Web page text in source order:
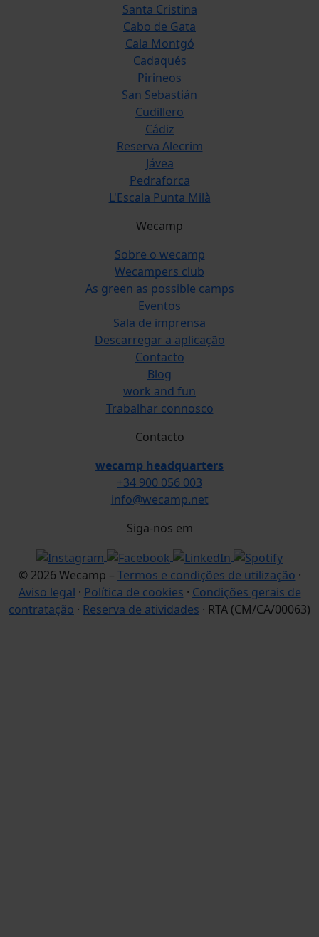
Santa Cristina
Cabo de Gata
Cala Montgó
Cadaqués
Pirineos
San Sebastián
Cudillero
Cádiz
Reserva Alecrim
Jávea
Pedraforca
L'Escala Punta Milà
Wecamp
Sobre o wecamp
Wecampers club
As green as possible camps
Eventos
Sala de imprensa
Descarregar a aplicação
Contacto
Blog
work and fun
Trabalhar connosco
Contacto
wecamp headquarters
+34 900 056 003
info@wecamp.net
Siga-nos em
© 2026 Wecamp – Termos e condições de utilização ·
Aviso legal · Política de cookies · Condições gerais de
contratação · Reserva de atividades · RTA (CM/CA/00063)